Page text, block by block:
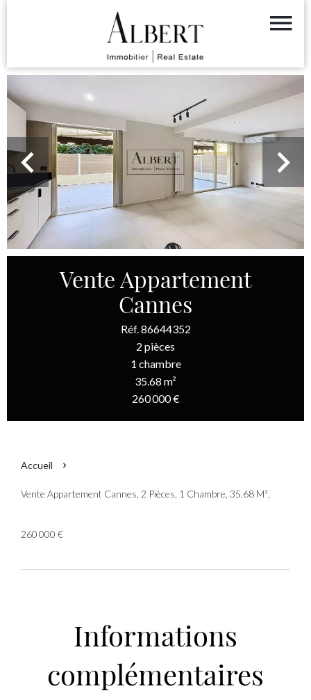
Vente Appartement
Cannes
Réf. 86644352
2 pièces
1 chambre
35.68 m²
260 000 €
Accueil
Vente Appartement Cannes, 2 Pièces, 1 Chambre, 35.68 M²,
260 000 €
Informations
complémentaires